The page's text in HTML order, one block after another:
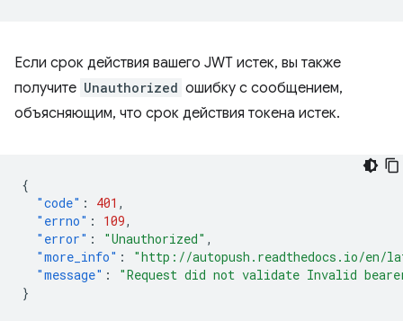
Если срок действия вашего JWT истек, вы также
получите Unauthorized ошибку с сообщением,
объясняющим, что срок действия токена истек.
{
"code" : 401 ,
"errno" : 109,
"error" : "Unauthorized" ,
"more_info" :
"http://autopush.readthedocs.io/en/
"message" :
"Request did not validate Invalid
}